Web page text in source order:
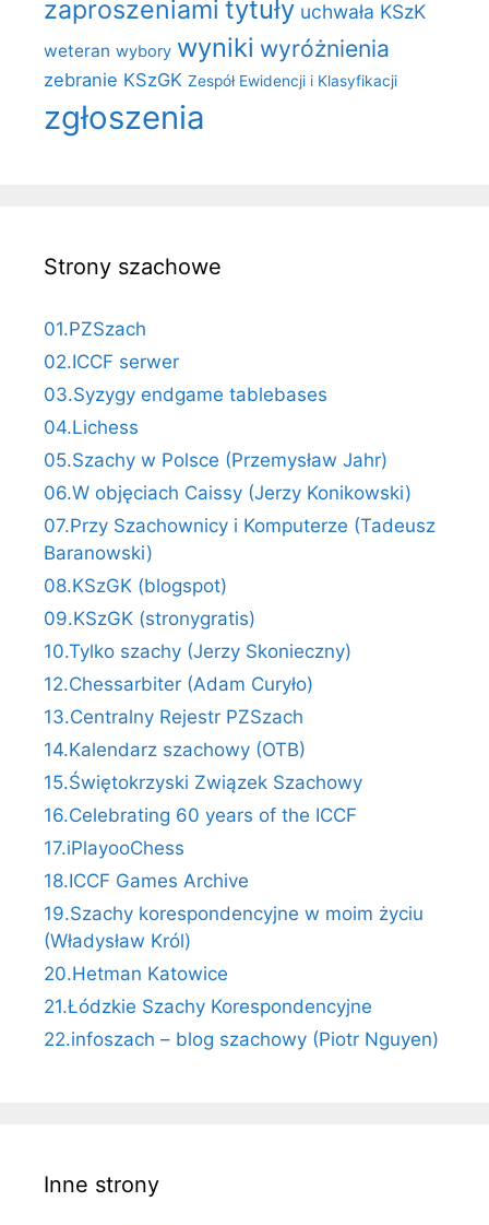
zaproszeniami tytuły uchwała KSzK
weteran wybory wyniki wyróżnienia
zebranie KSzGK Zespół Ewidencji i Klasyfikacji
zgłoszenia
Strony szachowe
01.PZSzach
02.ICCF serwer
03.Syzygy endgame tablebases
04.Lichess
05.Szachy w Polsce (Przemysław Jahr)
06.W objęciach Caissy (Jerzy Konikowski)
07.Przy Szachownicy i Komputerze (Tadeusz
Baranowski)
08.KSzGK (blogspot)
09.KSzGK (stronygratis)
10.Tylko szachy (Jerzy Skonieczny)
12.Chessarbiter (Adam Curyło)
13.Centralny Rejestr PZSzach
14.Kalendarz szachowy (OTB)
15.Świętokrzyski Związek Szachowy
16.Celebrating 60 years of the ICCF
17.iPlayooChess
18.ICCF Games Archive
19.Szachy korespondencyjne w moim życiu
(Władysław Król)
20.Hetman Katowice
21.Łódzkie Szachy Korespondencyjne
22.infoszach – blog szachowy (Piotr Nguyen)
Inne strony